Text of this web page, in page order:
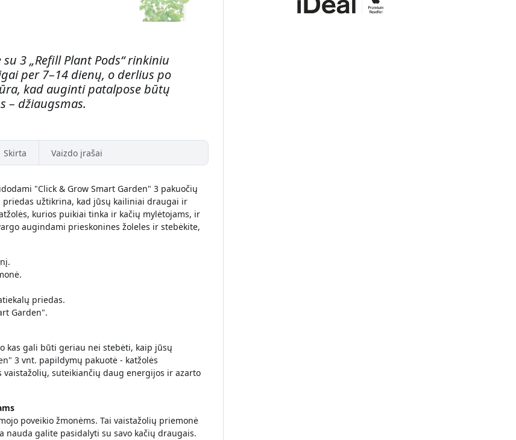
3 „Refill Plant Pods“ rinkiniu
per 7–14 dienų, o derlius po
kad auginti patalpose būtų
– džiaugsmas.
Skirta Vaizdo įrašai
"Click & Grow Smart Garden" 3 pakuočių
priedas užtikrina, kad jūsų kailiniai draugai ir
kurios puikiai tinka ir kačių mylėtojams, ir
augindami prieskonines žoleles ir stebėkite,
priedas.
Garden".
kas gali būti geriau nei stebėti, kaip jūsų
3 vnt. papildymų pakuotė - katžolės
vaistažolių, suteikiančių daug energijos ir azarto
poveikio žmonėms. Tai vaistažolių priemonė
galite pasidalyti su savo kačių draugais.